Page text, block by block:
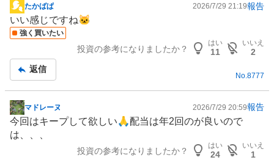
掲
示
板
たかばぱ 2026/7/29 21:19報告
いい感じですね🐱
強く買いたい
投資の参考になりましたか？
はい
11
いいえ
2
返信
No. 8777
掲
示
板
マドレーヌ 2026/7/29 20:59報告
今回はキープして欲しい🙏配当は年2回のが良いので
は、、、
投資の参考になりましたか？
はい
24
いいえ
1